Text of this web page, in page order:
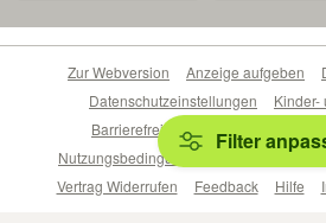
Filter
Zur Webversion Anzeige aufgeben
Datenschutzeinstellungen
Kinder-
Barrierefreiheitserklärung
Nutzungsbedingungen
Beliebte Suchen
Vertrag Widerrufen
Feedback Hilfe